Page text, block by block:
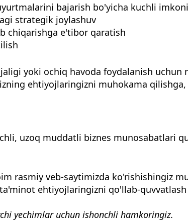
bajarish bo'yicha kuchli
strategik joylashuv
chiqarishga e'tibor qaratish
yoki ochiq havoda foydalanish uchun
ehtiyojlaringizni muhokama
uzoq muddatli biznes munosabatlari
rasmiy veb-saytimizda ko'rishishingiz
ehtiyojlaringizni qo'llab-quvvatlash
yechimlar uchun ishonchli hamkoringiz.